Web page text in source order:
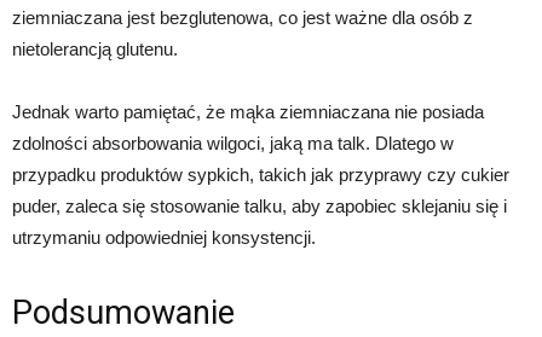
ziemniaczana jest bezglutenowa, co jest ważne dla osób z
nietolerancją glutenu.
Jednak warto pamiętać, że mąka ziemniaczana nie posiada
zdolności absorbowania wilgoci, jaką ma talk. Dlatego w
przypadku produktów sypkich, takich jak przyprawy czy cukier
puder, zaleca się stosowanie talku, aby zapobiec sklejaniu się i
utrzymaniu odpowiedniej konsystencji.
Podsumowanie